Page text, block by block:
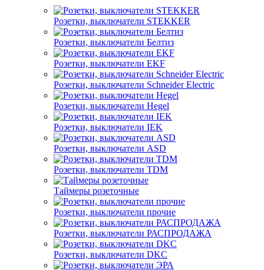
Розетки, выключатели STEKKER
Розетки, выключатели Белтиз
Розетки, выключатели EKF
Розетки, выключатели Schneider Electric
Розетки, выключатели Hegel
Розетки, выключатели IEK
Розетки, выключатели ASD
Розетки, выключатели TDM
Таймеры розеточные
Розетки, выключатели прочие
Розетки, выключатели РАСПРОДАЖА
Розетки, выключатели DKC